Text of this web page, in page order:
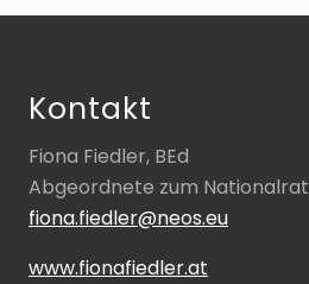
Kontakt
Fiona Fiedler, BEd
Abgeordnete zum Nationalrat
fiona.fiedler@neos.eu
www.fionafiedler.at